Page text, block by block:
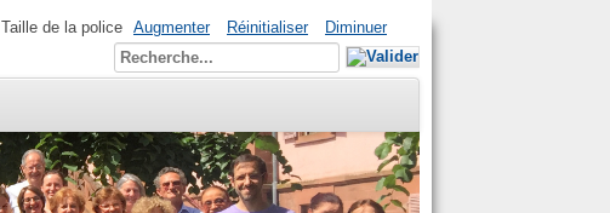
Taille de la police Augmenter Réinitialiser Diminuer